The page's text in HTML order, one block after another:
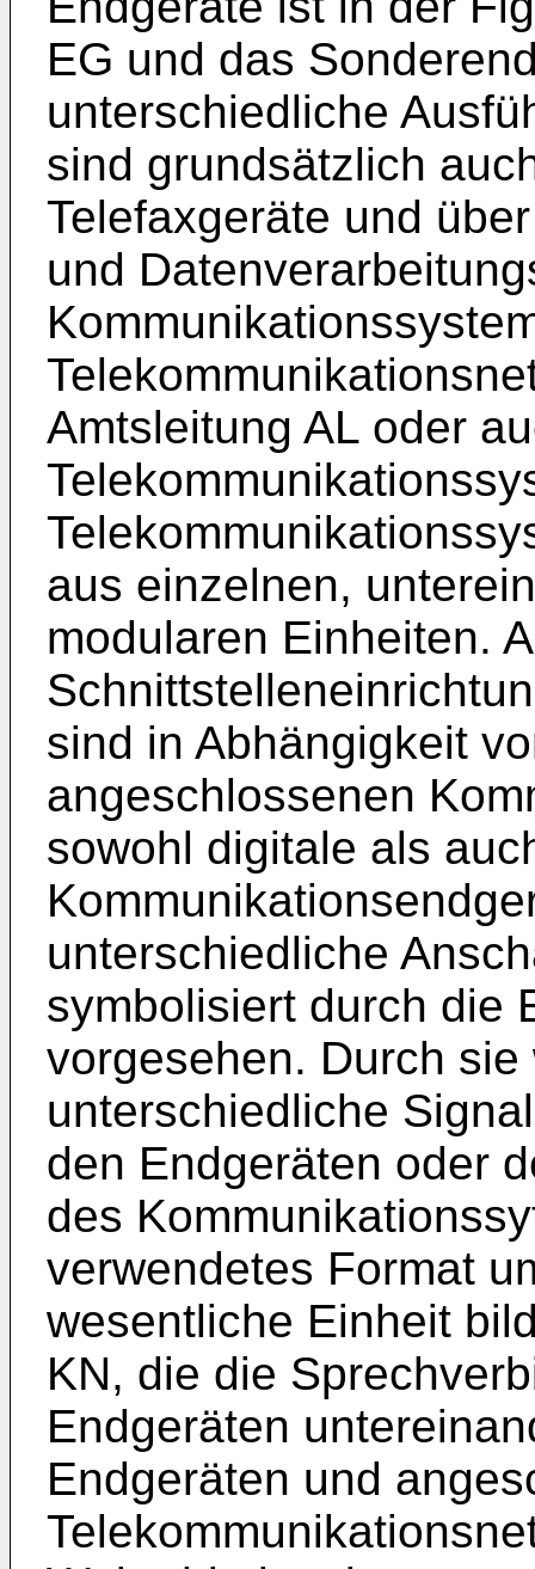
EG und das
unterschiedliche
sind grundsätzlich
Telefaxgeräte und
und
Amtsleitung AL oder
aus einzelnen,
modularen Einheiten.
sind in Abhängigkeit
angeschlossenen
sowohl digitale als
unterschiedliche
symbolisiert durch die
vorgesehen. Durch sie
unterschiedliche
den Endgeräten oder
des
verwendetes Format
wesentliche Einheit
KN, die die
Endgeräten
Endgeräten und